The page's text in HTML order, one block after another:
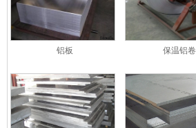
铝板 保温铝卷